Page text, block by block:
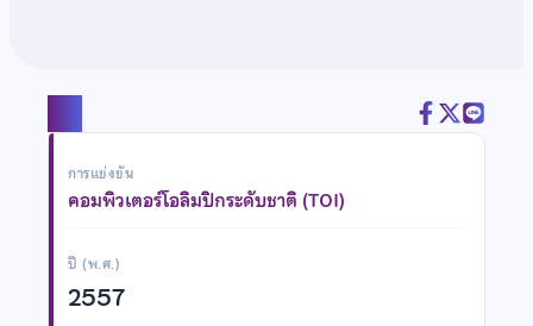
การแข่งขัน
คอมพิวเตอร์โอลิมปิกระดับชาติ (TOI)
ปี (พ.ศ.)
2557